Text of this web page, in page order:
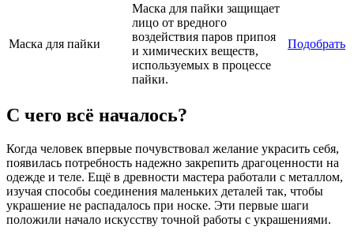
Маска для пайки
Маска для пайки защищает
лицо от вредного
воздействия паров припоя
и химических веществ,
используемых в процессе
пайки.
Подобрать
С чего всё началось?
Когда человек впервые почувствовал желание украсить себя,
появилась потребность надежно закрепить драгоценности на
одежде и теле. Ещё в древности мастера работали с металлом,
изучая способы соединения маленьких деталей так, чтобы
украшение не распадалось при носке. Эти первые шаги
положили начало искусству точной работы с украшениями.